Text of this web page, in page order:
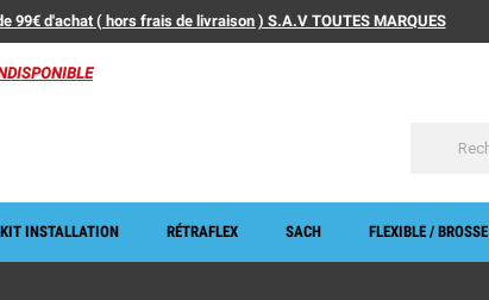
99€ d'achat ( hors frais de livraison ) S.A.V TOUTES MARQUES
KIT INSTALLATION RÉTRAFLEX SACH FLEXIBLE / BROSSE